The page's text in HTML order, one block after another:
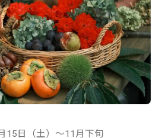
15日（土）～11月下旬